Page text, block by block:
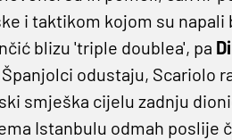
i taktikom kojom su napali
blizu 'triple doublea', pa
odustaju, Scariolo
smješka cijelu zadnju
Istanbulu odmah poslije